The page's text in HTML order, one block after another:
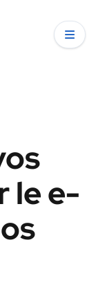
le e-